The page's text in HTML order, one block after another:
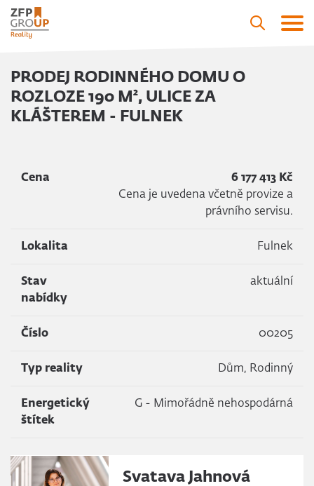
PRODEJ RODINNÉHO DOMU O
ROZLOZE 190 M², ULICE ZA
KLÁŠTEREM - FULNEK
Cena
6 177 413 Kč
Cena je uvedena včetně provize a
právního servisu.
Lokalita Fulnek
Stav
nabídky
aktuální
Číslo 00205
Typ reality Dům, Rodinný
Energetický
štítek
G - Mimořádně nehospodárná
Svatava Jahnová